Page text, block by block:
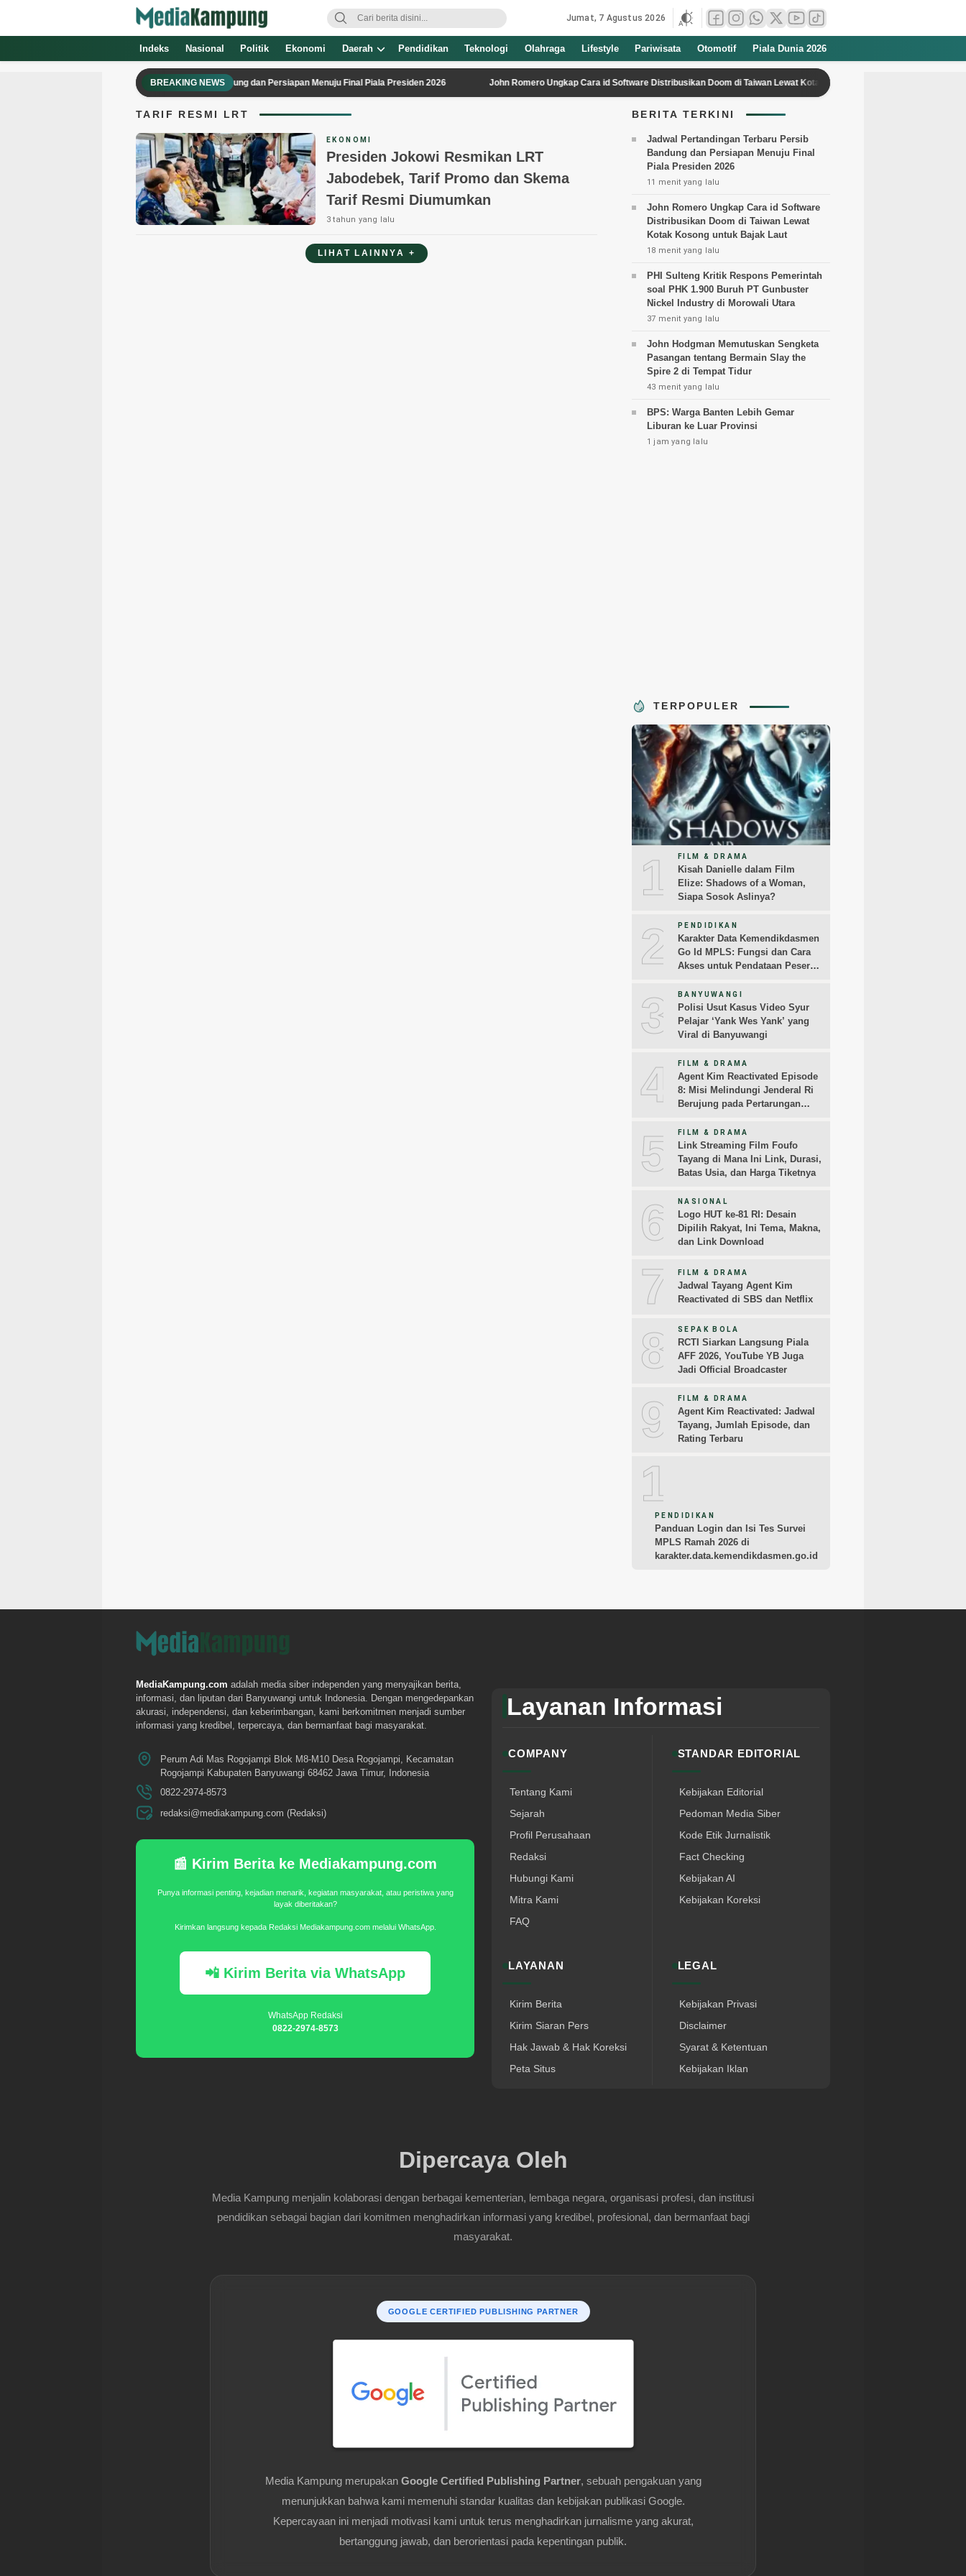
Media Kampung
Media Online Indonesia Terpercaya
Jumat, 7 Agustus 2026
Indeks Nasional Politik Ekonomi Daerah Pendidikan Teknologi Olahraga Lifestyle Pariwisata Otomotif Piala Dunia 2026
BREAKING NEWS
Jadwal Pertandingan Terbaru Persib Bandung dan Persiapan Menuju Final Piala Presiden 2026 John Romero Ungkap Cara id Software Distribusikan Doom di Taiwan Lewat Kotak Kosong untuk Bajak Laut
TARIF RESMI LRT
EKONOMI
Presiden Jokowi Resmikan LRT
Jabodebek, Tarif Promo dan Skema
Tarif Resmi Diumumkan
3 tahun yang lalu
LIHAT LAINNYA +
BERITA TERKINI
Jadwal Pertandingan Terbaru Persib
Bandung dan Persiapan Menuju Final
Piala Presiden 2026
11 menit yang lalu
John Romero Ungkap Cara id Software
Distribusikan Doom di Taiwan Lewat
Kotak Kosong untuk Bajak Laut
18 menit yang lalu
PHI Sulteng Kritik Respons Pemerintah
soal PHK 1.900 Buruh PT Gunbuster
Nickel Industry di Morowali Utara
37 menit yang lalu
John Hodgman Memutuskan Sengketa
Pasangan tentang Bermain Slay the
Spire 2 di Tempat Tidur
43 menit yang lalu
BPS: Warga Banten Lebih Gemar
Liburan ke Luar Provinsi
1 jam yang lalu
TERPOPULER
1 FILM & DRAMA
Kisah Danielle dalam Film
Elize: Shadows of a Woman,
Siapa Sosok Aslinya?
2 PENDIDIKAN
Karakter Data Kemendikdasmen
Go Id MPLS: Fungsi dan Cara
Akses untuk Pendataan Peserta
3 BANYUWANGI
Polisi Usut Kasus Video Syur
Pelajar ‘Yank Wes Yank’ yang
Viral di Banyuwangi
4 FILM & DRAMA
Agent Kim Reactivated Episode
8: Misi Melindungi Jenderal Ri
Berujung pada Pertarungan
5 FILM & DRAMA
Link Streaming Film Foufo
Tayang di Mana Ini Link, Durasi,
Batas Usia, dan Harga Tiketnya
6 NASIONAL
Logo HUT ke-81 RI: Desain
Dipilih Rakyat, Ini Tema, Makna,
dan Link Download
7 FILM & DRAMA
Jadwal Tayang Agent Kim
Reactivated di SBS dan Netflix
8 SEPAK BOLA
RCTI Siarkan Langsung Piala
AFF 2026, YouTube YB Juga
Jadi Official Broadcaster
9 FILM & DRAMA
Agent Kim Reactivated: Jadwal
Tayang, Jumlah Episode, dan
Rating Terbaru
10
PENDIDIKAN
Panduan Login dan Isi Tes Survei
MPLS Ramah 2026 di
karakter.data.kemendikdasmen.go.id
MediaKampung.com adalah media siber independen yang menyajikan berita,
informasi, dan liputan dari Banyuwangi untuk Indonesia. Dengan mengedepankan
akurasi, independensi, dan keberimbangan, kami berkomitmen menjadi sumber
informasi yang kredibel, terpercaya, dan bermanfaat bagi masyarakat.
Perum Adi Mas Rogojampi Blok M8-M10 Desa Rogojampi, Kecamatan
Rogojampi Kabupaten Banyuwangi 68462 Jawa Timur, Indonesia
0822-2974-8573
redaksi@mediakampung.com (Redaksi)
📰 Kirim Berita ke Mediakampung.com
Punya informasi penting, kejadian menarik, kegiatan masyarakat, atau peristiwa yang
layak diberitakan?
Kirimkan langsung kepada Redaksi Mediakampung.com melalui WhatsApp.
📲 Kirim Berita via WhatsApp
WhatsApp Redaksi
0822-2974-8573
Layanan Informasi
COMPANY
Tentang Kami
Sejarah
Profil Perusahaan
Redaksi
Hubungi Kami
Mitra Kami
FAQ
STANDAR EDITORIAL
Kebijakan Editorial
Pedoman Media Siber
Kode Etik Jurnalistik
Fact Checking
Kebijakan AI
Kebijakan Koreksi
LAYANAN
Kirim Berita
Kirim Siaran Pers
Hak Jawab & Hak Koreksi
Peta Situs
LEGAL
Kebijakan Privasi
Disclaimer
Syarat & Ketentuan
Kebijakan Iklan
Dipercaya Oleh
Media Kampung menjalin kolaborasi dengan berbagai kementerian, lembaga negara, organisasi profesi, dan institusi
pendidikan sebagai bagian dari komitmen menghadirkan informasi yang kredibel, profesional, dan bermanfaat bagi
masyarakat.
GOOGLE CERTIFIED PUBLISHING PARTNER
Media Kampung merupakan Google Certified Publishing Partner, sebuah pengakuan yang
menunjukkan bahwa kami memenuhi standar kualitas dan kebijakan publikasi Google.
Kepercayaan ini menjadi motivasi kami untuk terus menghadirkan jurnalisme yang akurat,
bertanggung jawab, dan berorientasi pada kepentingan publik.